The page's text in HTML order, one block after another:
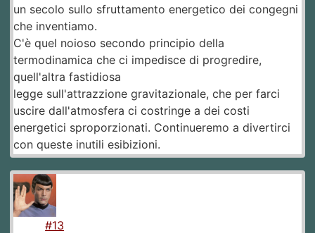
un secolo sullo sfruttamento energetico dei congegni
che inventiamo.
C'è quel noioso secondo principio della
termodinamica che ci impedisce di progredire,
quell'altra fastidiosa
legge sull'attrazzione gravitazionale, che per farci
uscire dall'atmosfera ci costringe a dei costi
energetici sproporzionati. Continueremo a divertirci
con queste inutili esibizioni.
#13